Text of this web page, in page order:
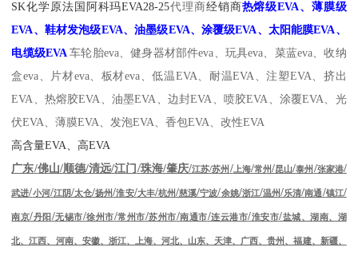
SK化学原法国阿科玛EVA28-25代理商经销商热熔级EVA、薄膜级
EVA、鞋材发泡级EVA、油墨级EVA、涂覆级EVA、太阳能膜EVA、
电缆级EVA车轮胎eva、健身器材部件eva、玩具eva、菜蓝eva、收纳
盒eva、片材eva、板材eva、低温EVA、耐温EVA、注塑EVA、挤出
EVA、热熔胶EVA、油墨EVA、边封EVA、喷胶EVA、涂覆EVA、光
伏EVA、薄膜EVA、发泡EVA、香包EVA、改性EVA
高含量EVA、高EVA
广东/佛山/顺德/清远/江门 /珠海/肇庆/江苏/苏州 /上海/常州/昆山/泰州 /张家港/
武进/小河 /江阴/太仓/扬州/淮安/大丰/杭州/慈溪/宁波/余姚/浙江/温州/乐清/南通/镇江/
南京/丹阳 /无锡市/徐州市/常州市/苏州市/南通市/连云港市/淮安市/盐城、湖南、湖
北、江西、河南、安徽、浙江、上海、河北、山东、天津、广西、贵州、福建、新疆、